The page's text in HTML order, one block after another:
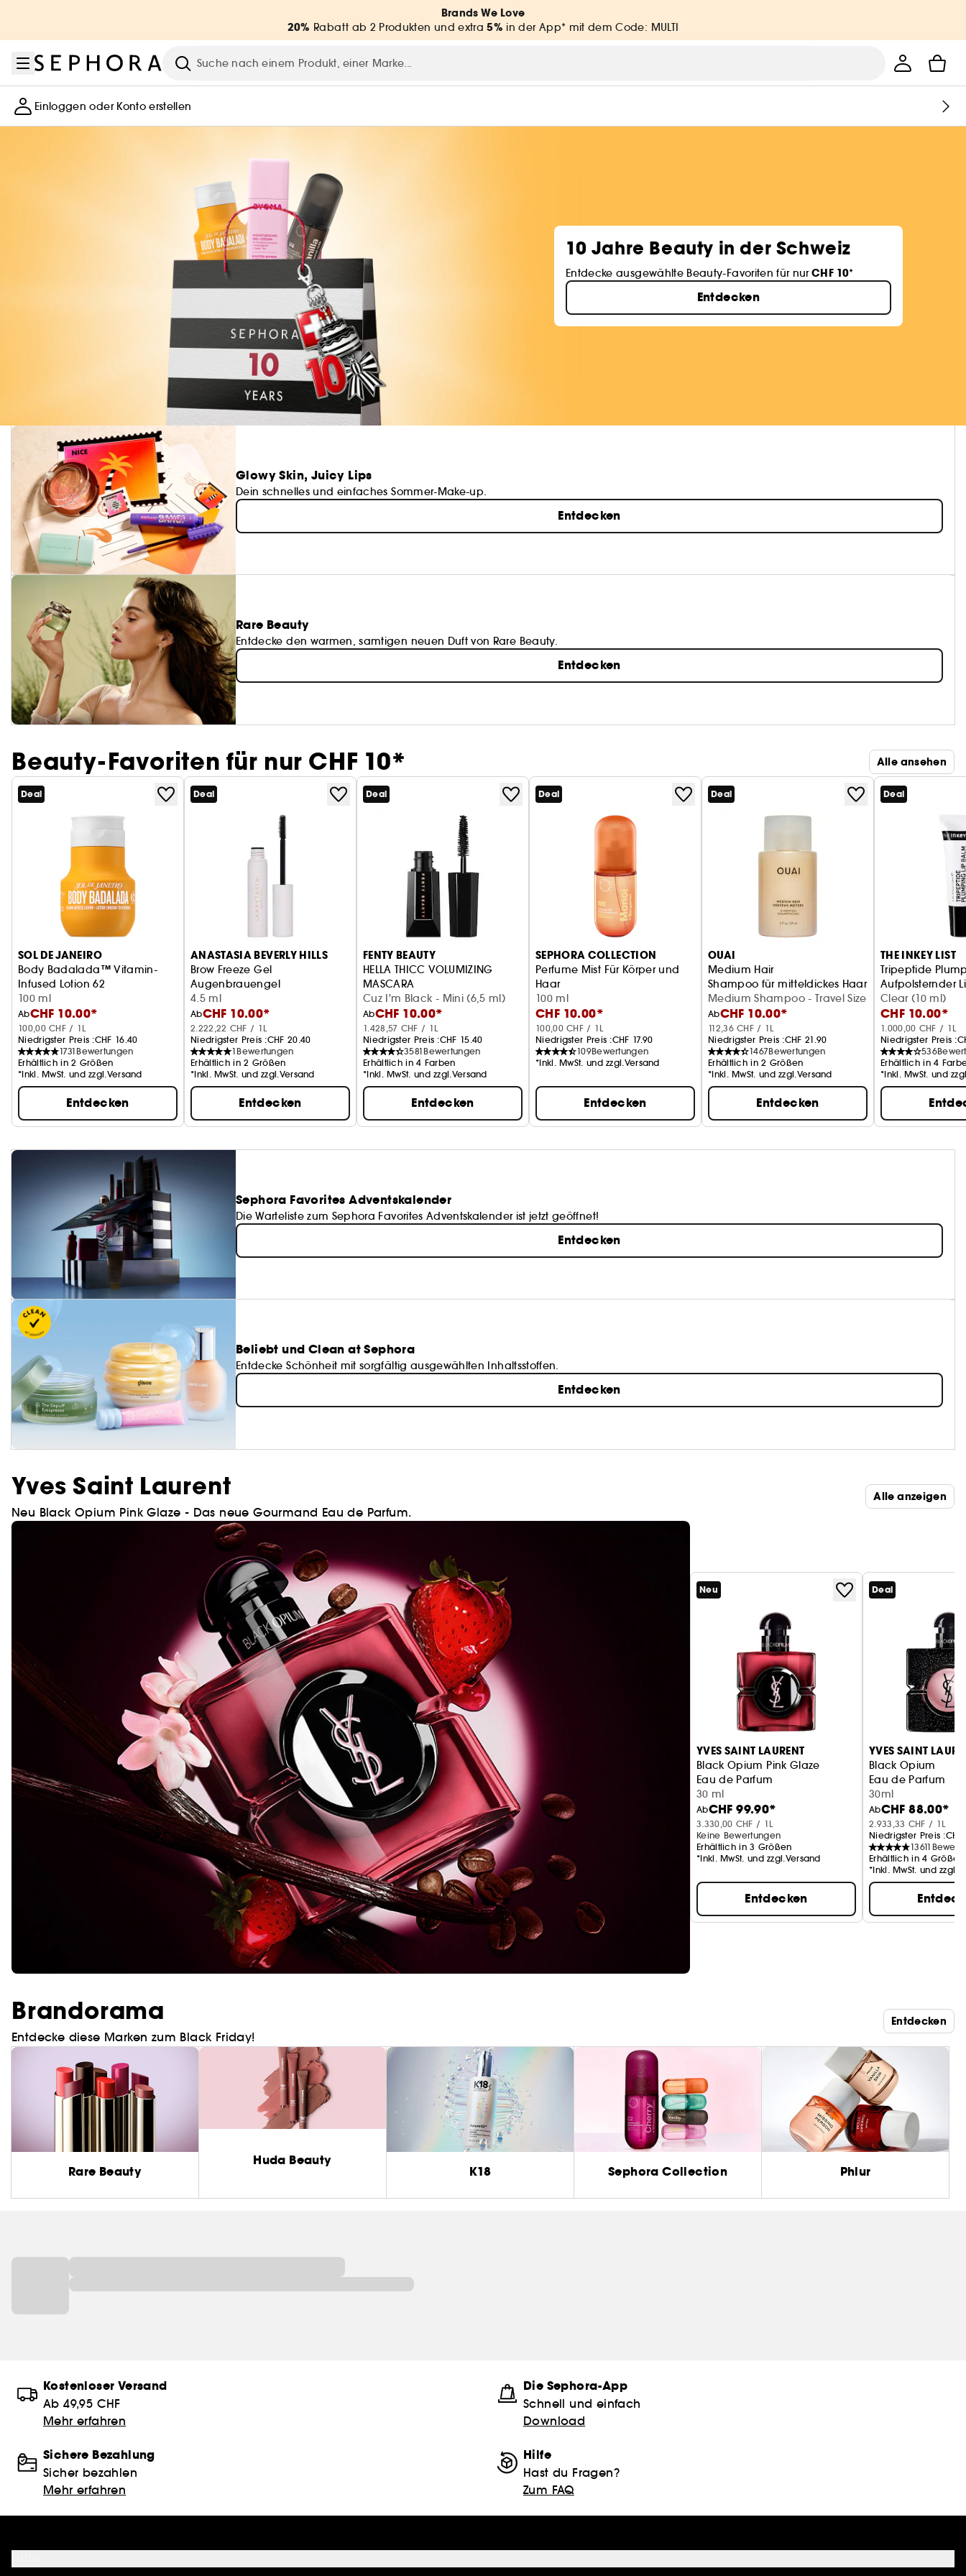
Brands We Love
20% Rabatt ab 2 Produkten und extra5% in der App* mit dem Code: MULTI
Suche
Einloggen oder Konto erstellen
10 Jahre Beauty in der Schweiz
Entdecke ausgewählte Beauty-Favoriten für nurCHF 10*
Entdecken
Glowy Skin, Juicy Lips
Dein schnelles und einfaches Sommer-Make-up.
Entdecken
Rare Beauty
Entdecke den warmen, samtigen neuen Duft von Rare Beauty.
Entdecken
Beauty-Favoriten für nur CHF 10* Alle ansehen
Deal
SOL DE JANEIRO
Body Badalada™ Vitamin-
Infused Lotion 62
Leichte Feuchtigkeitslotion
100 ml
AbCHF 10.00*
100,00 CHF / 1L
Niedrigster Preis :CHF 16.40
1731 Bewertungen
Erhältlich in 2 Größen
*Inkl. MwSt. und zzgl.Versand
Entdecken
Deal
ANASTASIA BEVERLY HILLS
Brow Freeze Gel
Augenbrauengel
4.5 ml
AbCHF 10.00*
2.222,22 CHF / 1L
Niedrigster Preis :CHF 20.40
1 Bewertungen
Erhältlich in 2 Größen
*Inkl. MwSt. und zzgl.Versand
Entdecken
Deal
FENTY BEAUTY
HELLA THICC VOLUMIZING
MASCARA
Wimperntusche für mehr Volumen
Cuz I'm Black - Mini (6,5 ml)
AbCHF 10.00*
1.428,57 CHF / 1L
Niedrigster Preis :CHF 15.40
3581 Bewertungen
Erhältlich in 4 Farben
*Inkl. MwSt. und zzgl.Versand
Entdecken
Deal
SEPHORA COLLECTION
Perfume Mist Für Körper und
Haar
Monoi + Bergamotte
100 ml
CHF 10.00*
100,00 CHF / 1L
Niedrigster Preis :CHF 17.90
109Bewertungen
*Inkl. MwSt. und zzgl.Versand
Entdecken
Deal
OUAI
Medium Hair
Shampoo für mitteldickes Haar
Medium Shampoo - Travel Size
AbCHF 10.00*
112,36 CHF / 1L
Niedrigster Preis :CHF 21.90
1467Bewertungen
Erhältlich in 2 Größen
*Inkl. MwSt. und zzgl.Versand
Entdecken
Deal
THE INKEY LIST
Tripeptide
Aufpolsternder
Clear (10 ml)
CHF 10.00*
1.000,00 CHF / 1L
Niedrigster Preis :
536
Erhältlich in 4
*Inkl. MwSt. und
Sephora Favorites Adventskalender
Die Warteliste zum Sephora Favorites Adventskalender ist jetzt geöffnet!
Entdecken
Beliebt und Clean at Sephora
Entdecke Schönheit mit sorgfältig ausgewählten Inhaltsstoffen.
Entdecken
Yves Saint Laurent
Neu Black Opium Pink Glaze - Das neue Gourmand Eau de Parfum.
Alle anzeigen
Neu
YVES SAINT LAURENT
Black Opium Pink Glaze
Eau de Parfum
30 ml
AbCHF 99.90*
3.330,00 CHF / 1L
Keine Bewertungen
Erhältlich in 3 Größen
*Inkl. MwSt. und zzgl.Versand
Entdecken
Deal
YVES SAINT
Black Opium
Eau de Parfum
30ml
AbCHF 88.00*
2.933,33 CHF / 1L
Niedrigster Preis :CHF
13611
Erhältlich in 4 Größen
*Inkl. MwSt. und
Brandorama
Entdecke diese Marken zum Black Friday!
Entdecken
Rare Beauty
Huda Beauty
K18 Sephora Collection Phlur
Kostenloser Versand
Ab 49,95 CHF
Mehr erfahren
Die Sephora-App
Schnell und einfach
Download
Sichere Bezahlung
Sicher bezahlen
Mehr erfahren
Hilfe
Hast du Fragen?
Zum FAQ